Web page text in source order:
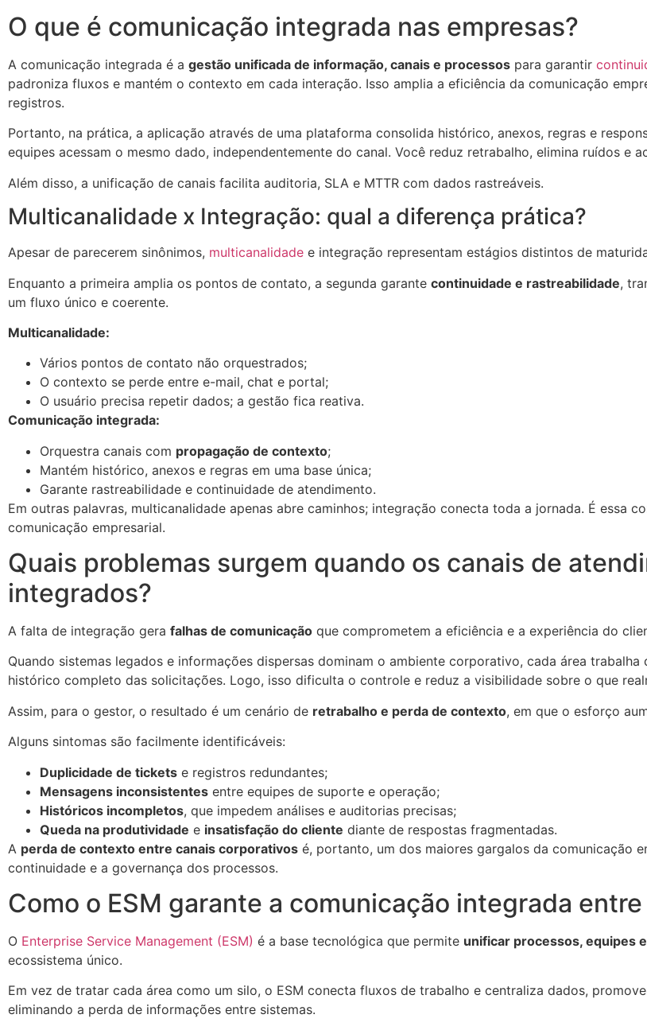
O que é comunicação integrada nas empresas?
A comunicação integrada é a gestão unificada de informação, canais e processos para garantir
padroniza fluxos e mantém o contexto em cada interação. Isso amplia a eficiência da comunicação
registros.
Portanto, na prática, a aplicação através de uma plataforma consolida histórico, anexos, regras e
equipes acessam o mesmo dado, independentemente do canal. Você reduz retrabalho, elimina ruídos e
Além disso, a unificação de canais facilita auditoria, SLA e MTTR com dados rastreáveis.
Multicanalidade x Integração: qual a diferença prática?
Apesar de parecerem sinônimos, multicanalidade e integração representam estágios distintos de
Enquanto a primeira amplia os pontos de contato, a segunda garante continuidade e rastreabilidade,
um fluxo único e coerente.
Multicanalidade:
Vários pontos de contato não orquestrados;
O contexto se perde entre e-mail, chat e portal;
O usuário precisa repetir dados; a gestão fica reativa.
Comunicação integrada:
Orquestra canais com propagação de contexto;
Mantém histórico, anexos e regras em uma base única;
Garante rastreabilidade e continuidade de atendimento.
Em outras palavras, multicanalidade apenas abre caminhos; integração conecta toda a jornada. É essa
comunicação empresarial.
Quais problemas surgem quando os canais de
integrados?
A falta de integração gera falhas de comunicação que comprometem a eficiência e a experiência do
Quando sistemas legados e informações dispersas dominam o ambiente corporativo, cada área
histórico completo das solicitações. Logo, isso dificulta o controle e reduz a visibilidade sobre o que
Assim, para o gestor, o resultado é um cenário de retrabalho e perda de contexto, em que o esforço
Alguns sintomas são facilmente identificáveis:
Duplicidade de tickets e registros redundantes;
Mensagens inconsistentes entre equipes de suporte e operação;
Históricos incompletos, que impedem análises e auditorias precisas;
Queda na produtividade e insatisfação do cliente diante de respostas fragmentadas.
A perda de contexto entre canais corporativos é, portanto, um dos maiores gargalos da comunicação
continuidade e a governança dos processos.
Como o ESM garante a comunicação integrada
O Enterprise Service Management (ESM) é a base tecnológica que permite unificar processos, equipes
ecossistema único.
Em vez de tratar cada área como um silo, o ESM conecta fluxos de trabalho e centraliza dados,
eliminando a perda de informações entre sistemas.